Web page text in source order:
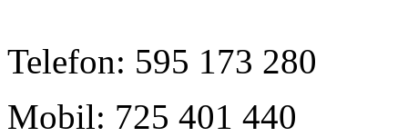
Telefon: 595 173 280
Mobil: 725 401 440